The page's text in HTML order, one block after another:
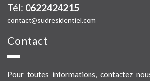
Tél: 0622424215
contact@sudresidentiel.com
Contact
Pour toutes informations, contactez